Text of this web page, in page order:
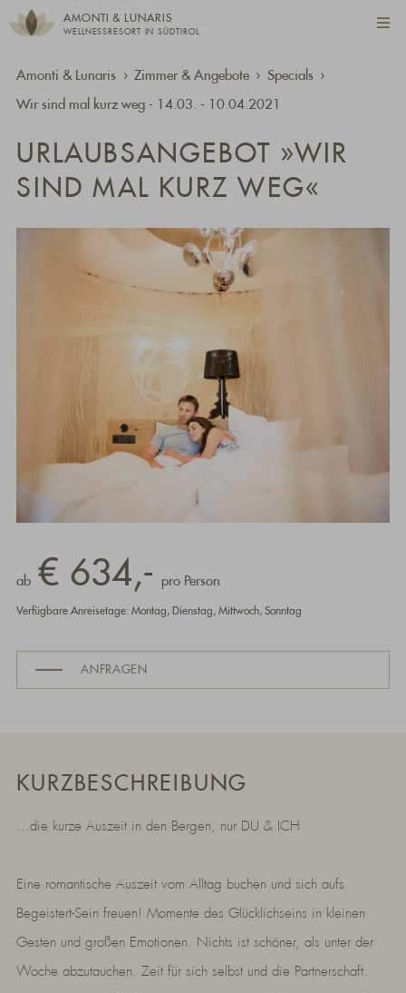
AMONTI & LUNARIS
WELLNESSRESORT IN SÜDTIROL
Amonti & Lunaris Zimmer & Angebote Specials
Wir sind mal kurz weg - 14.03. - 10.04.2021
URLAUBSANGEBOT »WIR
SIND MAL KURZ WEG«
ab € 634,- pro Person
Verfügbare Anreisetage: Montag, Dienstag, Mittwoch, Sonntag
ANFRAGEN
KURZBESCHREIBUNG
...die kurze Auszeit in den Bergen, nur DU & ICH
Eine romantische Auszeit vom Alltag buchen und sich aufs
Begeistert-Sein freuen! Momente des Glücklichseins in kleinen
Gesten und großen Emotionen. Nichts ist schöner, als unter der
Woche abzutauchen. Zeit für sich selbst und die Partnerschaft.